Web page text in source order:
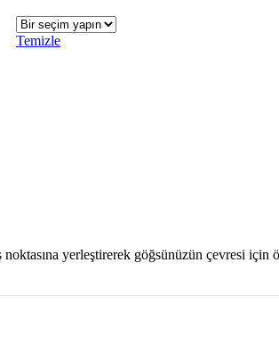
Temizle
yerleştirerek göğsünüzün çevresi için